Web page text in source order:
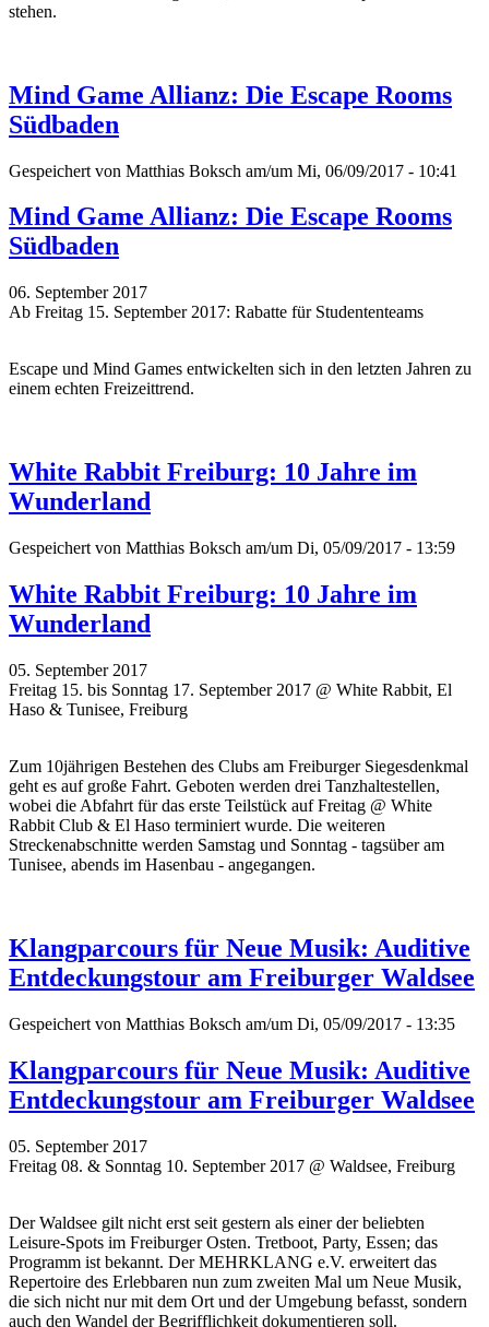
stehen.
Mind Game Allianz: Die Escape Rooms
Südbaden
Gespeichert von Matthias Boksch am/um Mi, 06/09/2017 - 10:41
Mind Game Allianz: Die Escape Rooms
Südbaden
06. September 2017
Ab Freitag 15. September 2017: Rabatte für Studententeams
Escape und Mind Games entwickelten sich in den letzten Jahren zu
einem echten Freizeittrend.
White Rabbit Freiburg: 10 Jahre im
Wunderland
Gespeichert von Matthias Boksch am/um Di, 05/09/2017 - 13:59
White Rabbit Freiburg: 10 Jahre im
Wunderland
05. September 2017
Freitag 15. bis Sonntag 17. September 2017 @ White Rabbit, El
Haso & Tunisee, Freiburg
Zum 10jährigen Bestehen des Clubs am Freiburger Siegesdenkmal
geht es auf große Fahrt. Geboten werden drei Tanzhaltestellen,
wobei die Abfahrt für das erste Teilstück auf Freitag @ White
Rabbit Club & El Haso terminiert wurde. Die weiteren
Streckenabschnitte werden Samstag und Sonntag - tagsüber am
Tunisee, abends im Hasenbau - angegangen.
Klangparcours für Neue Musik: Auditive
Entdeckungstour am Freiburger Waldsee
Gespeichert von Matthias Boksch am/um Di, 05/09/2017 - 13:35
Klangparcours für Neue Musik: Auditive
Entdeckungstour am Freiburger Waldsee
05. September 2017
Freitag 08. & Sonntag 10. September 2017 @ Waldsee, Freiburg
Der Waldsee gilt nicht erst seit gestern als einer der beliebten
Leisure-Spots im Freiburger Osten. Tretboot, Party, Essen; das
Programm ist bekannt. Der MEHRKLANG e.V. erweitert das
Repertoire des Erlebbaren nun zum zweiten Mal um Neue Musik,
die sich nicht nur mit dem Ort und der Umgebung befasst, sondern
auch den Wandel der Begrifflichkeit dokumentieren soll.